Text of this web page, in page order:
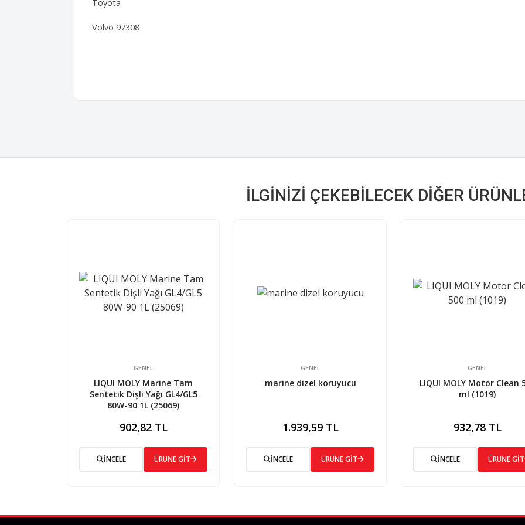
Toyota
Volvo 97308
İLGINIZI ÇEKEBILECEK DIĞER
GENEL
LIQUI MOLY Marine Tam
Sentetik Dişli Yağı GL4/GL5
80W-90 1L (25069)
902,82 TL
İNCELE ÜRÜNE GİT
GENEL
marine dizel koruyucu
1.939,59 TL
İNCELE ÜRÜNE GİT
GENEL
LIQUI MOLY Motor Clean
ml (1019)
932,78 TL
İNCELE ÜRÜNE GİT